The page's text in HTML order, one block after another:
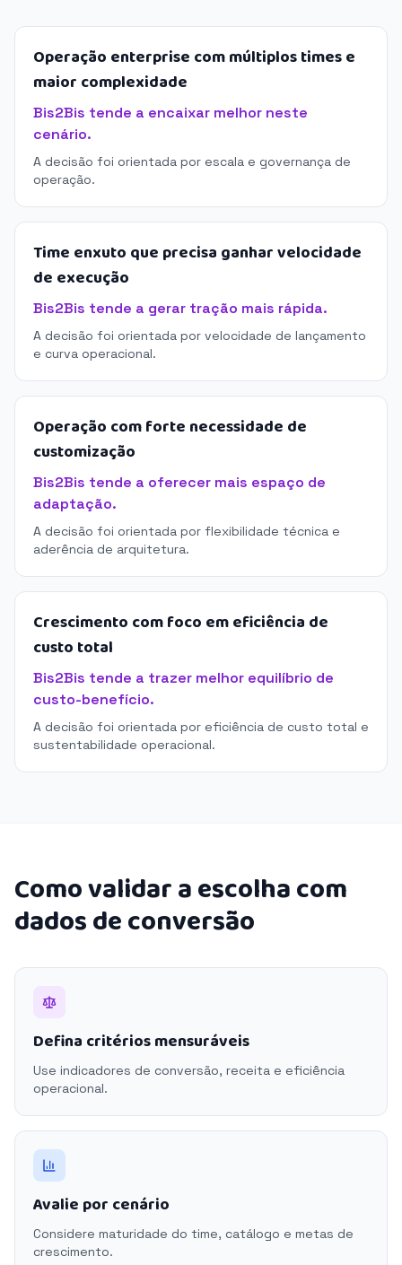
Operação enterprise com múltiplos times e
maior complexidade
Bis2Bis tende a encaixar melhor neste
cenário.
A decisão foi orientada por escala e governança de
operação.
Time enxuto que precisa ganhar velocidade
de execução
Bis2Bis tende a gerar tração mais rápida.
A decisão foi orientada por velocidade de lançamento
e curva operacional.
Operação com forte necessidade de
customização
Bis2Bis tende a oferecer mais espaço de
adaptação.
A decisão foi orientada por flexibilidade técnica e
aderência de arquitetura.
Crescimento com foco em eficiência de
custo total
Bis2Bis tende a trazer melhor equilíbrio de
custo-benefício.
A decisão foi orientada por eficiência de custo total e
sustentabilidade operacional.
Como validar a escolha com
dados de conversão
Defina critérios mensuráveis
Use indicadores de conversão, receita e eficiência
operacional.
Avalie por cenário
Considere maturidade do time, catálogo e metas de
crescimento.